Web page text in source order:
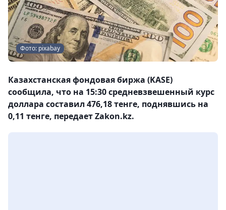
Фото: pixabay
Казахстанская фондовая биржа (KASE)
сообщила, что на 15:30 средневзвешенный курс
доллара составил 476,18 тенге, поднявшись на
0,11 тенге, передает Zakon.kz.